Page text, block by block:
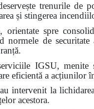
trenurile
și stingerea
spre
de
IGSU, menite
eficientă a
intervenit la
acestora.